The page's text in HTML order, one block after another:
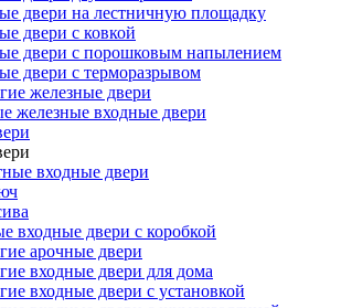
двери на лестничную площадку
двери с ковкой
двери с порошковым напылением
двери с терморазрывом
железные двери
железные входные двери
входные двери
входные двери с коробкой
арочные двери
входные двери для дома
входные двери с установкой